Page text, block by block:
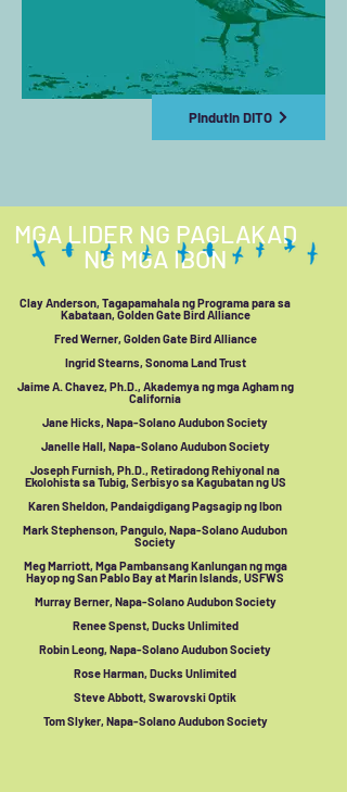
Pindutin DITO
MGA LIDER NG PAGLAKAD
NG MGA IBON
Clay Anderson, Tagapamahala ng Programa para sa
Kabataan, Golden Gate Bird Alliance
Fred Werner, Golden Gate Bird Alliance
Ingrid Stearns, Sonoma Land Trust
Jaime A. Chavez, Ph.D., Akademya ng mga Agham ng
California
Jane Hicks, Napa-Solano Audubon Society
Janelle Hall, Napa-Solano Audubon Society
Joseph Furnish, Ph.D., Retiradong Rehiyonal na
Ekolohista sa Tubig, Serbisyo sa Kagubatan ng US
Karen Sheldon, Pandaigdigang Pagsagip ng Ibon
Mark Stephenson, Pangulo, Napa-Solano Audubon
Society
Meg Marriott, Mga Pambansang Kanlungan ng mga
Hayop ng San Pablo Bay at Marin Islands, USFWS
Murray Berner, Napa-Solano Audubon Society
Renee Spenst, Ducks Unlimited
Robin Leong, Napa-Solano Audubon Society
Rose Harman, Ducks Unlimited
Steve Abbott, Swarovski Optik
Tom Slyker, Napa-Solano Audubon Society